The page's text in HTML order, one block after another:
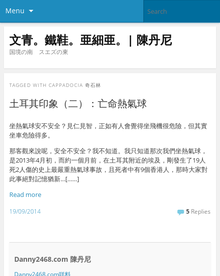
Menu
文青。鐵鞋。亜細亜。| 陳丹尼
国境の南 スエズの東
TAGGED WITH CAPPADOCIA 奇石林
土耳其印象（二）：亡命熱氣球
坐熱氣球安不安全？見仁見智，正如有人會覺得坐飛機很危險，但其實
坐車危險得多。
那客觀來說呢，安全不安全？我不知道。我只知道那次我們坐熱氣球，
是2013年4月初，而約一個月前，在土耳其附近的埃及，剛發生了19人
死2人傷的史上最嚴重熱氣球事故，且死者中有9個香港人，那時大家對
此事絕對記憶猶新…[……]
Read more
19/09/2014 5 Replies
Danny2468.com 陳丹尼
Danny2468.com咩料